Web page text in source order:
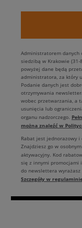
Administratorem danych
siedzibą w Krakowie
powyżej dane będą
administratora, za który
Podanie danych jest
otrzymywania
wobec przetwarzania, a
usunięcia lub
organu nadzorczego.
można znaleźć w
Rabat jest jednorazowy
Znajdziesz go w
aktywacyjny. Kod
się z innymi promocjami
do newslettera
Szczegóły w